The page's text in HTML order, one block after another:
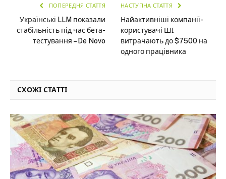
ПОПЕРЕДНЯ СТАТТЯ
Українські LLM показали
стабільність під час бета-
тестування – De Novo
НАСТУПНА СТАТТЯ
Найактивніші компанії-
користувачі ШІ
витрачають до $7500 на
одного працівника
СХОЖІ СТАТТІ